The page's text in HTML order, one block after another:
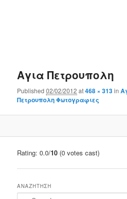
Αγια Πετρουπολη
Published02/02/2012 at468 × 313in
Πετρουπολη Φωτογραφιες
Rating: 0.0/10 (0 votes cast)
ΑΝΑΖΗΤΗΣΗ